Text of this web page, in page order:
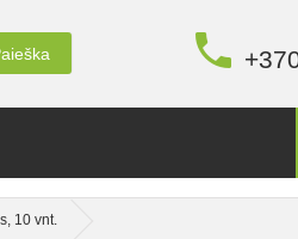
10 vnt.